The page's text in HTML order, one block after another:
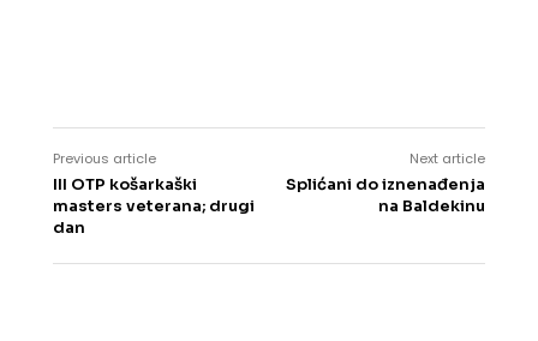
Previous article
III OTP košarkaški
masters veterana; drugi
dan
Next article
Splićani do iznenađenja
na Baldekinu